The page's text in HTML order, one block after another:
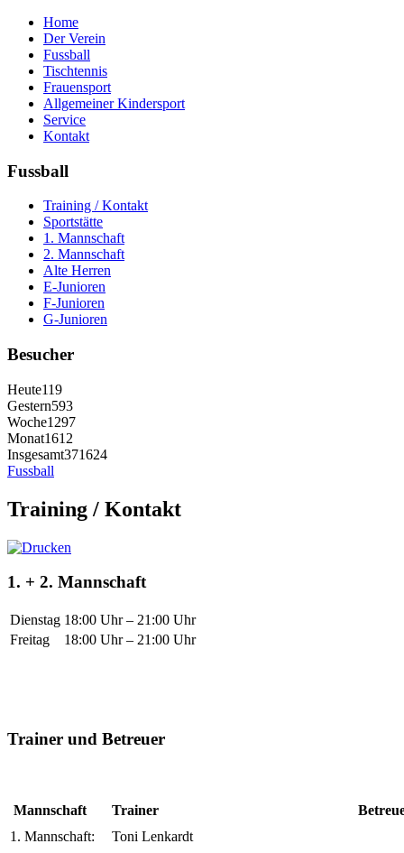
Home
Der Verein
Fussball
Tischtennis
Frauensport
Allgemeiner Kindersport
Service
Kontakt
Fussball
Training / Kontakt
Sportstätte
1. Mannschaft
2. Mannschaft
Alte Herren
E-Junioren
F-Junioren
G-Junioren
Besucher
Heute119
Gestern593
Woche1297
Monat1612
Insgesamt371624
Fussball
Training / Kontakt
1. + 2. Mannschaft
Dienstag 18:00 Uhr – 21:00 Uhr
Freitag
18:00 Uhr – 21:00 Uhr
Trainer und Betreuer
Mannschaft Trainer
1. Mannschaft:
Toni Lenkardt